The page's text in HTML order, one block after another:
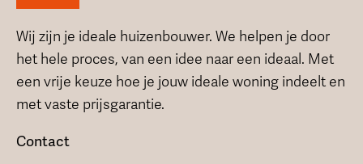
Wij zijn je ideale huizenbouwer. We helpen je door
het hele proces, van een idee naar een ideaal. Met
een vrije keuze hoe je jouw ideale woning indeelt en
met vaste prijsgarantie.
Contact